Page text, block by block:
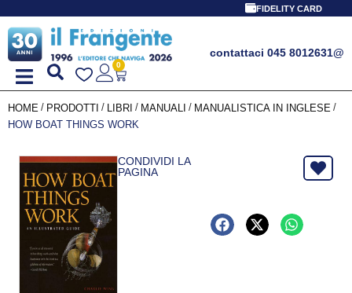
FIDELITY CARD
contattaci 045 8012631@
0
HOME / PRODOTTI / LIBRI / MANUALI / MANUALISTICA IN INGLESE /
HOW BOAT THINGS WORK
CONDIVIDI LA
PAGINA